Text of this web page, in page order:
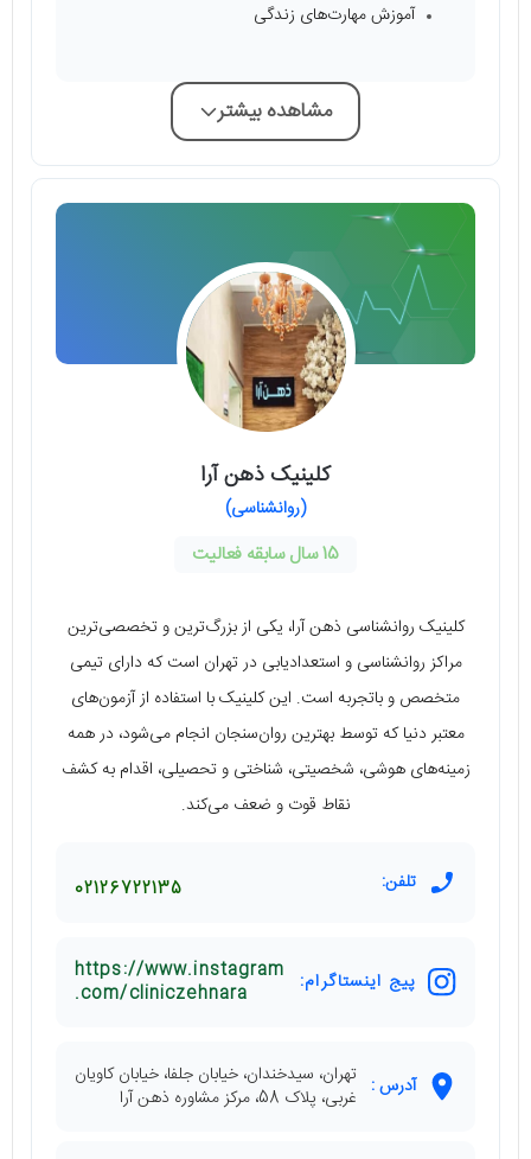
آموزش مهارت‌های زندگی
مشاهده بیشتر
کلینیک ذهن آرا
(روانشناسی)
15 سال سابقه فعالیت
کلینیک روانشناسی ذهن آرا، یکی از بزرگ‌ترین و تخصصی‌ترین
مراکز روانشناسی و استعدادیابی در تهران است که دارای تیمی
متخصص و باتجربه است. این کلینیک با استفاده از آزمون‌های
معتبر دنیا که توسط بهترین روان‌سنجان انجام می‌شود، در همه
زمینه‌های هوشی، شخصیتی، شناختی و تحصیلی، اقدام به کشف
نقاط قوت و ضعف می‌کند.
تلفن: 02126722135
پیج اینستاگرام:
https://www.instagram
.com/cliniczehnara
آدرس : تهران، سیدخندان، خیابان جلفا، خیابان کاویان
غربی، پلاک 58، مرکز مشاوره ذهن آرا